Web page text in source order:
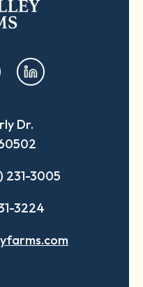
opens
in
new
tab
Dr.
231-3005
3224